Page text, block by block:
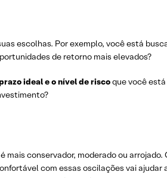
escolhas. Por exemplo, você está
de retorno mais elevados?
ideal e o nível de riscoque você está
mais conservador, moderado ou arrojado.
com essas oscilações vai ajudar